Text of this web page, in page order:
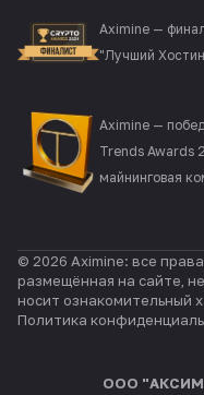
Aximine —
"Лучший
Aximine —
Trends Awards
майнинговая
© 2026 Aximine: все
размещённая на сайте,
носит ознакомительный
Политика
ООО